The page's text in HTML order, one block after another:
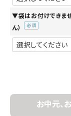
▼袋はお付けできま
ん）
須)